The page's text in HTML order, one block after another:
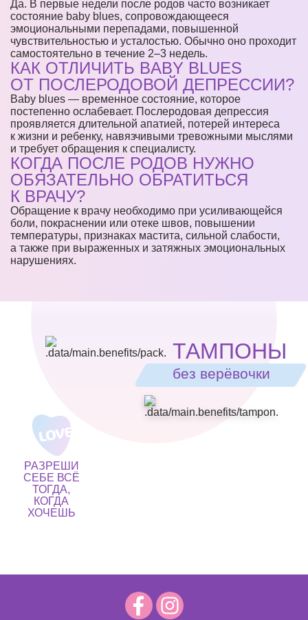
Да. В первые недели после родов часто возникает
состояние baby blues, сопровождающееся
эмоциональными перепадами, повышенной
чувствительностью и усталостью. Обычно оно проходит
самостоятельно в течение 2–3 недель.
КАК ОТЛИЧИТЬ BABY BLUES
ОТ ПОСЛЕРОДОВОЙ ДЕПРЕССИИ?
Baby blues — временное состояние, которое
постепенно ослабевает. Послеродовая депрессия
проявляется длительной апатией, потерей интереса
к жизни и ребенку, навязчивыми тревожными мыслями
и требует обращения к специалисту.
КОГДА ПОСЛЕ РОДОВ НУЖНО
ОБЯЗАТЕЛЬНО ОБРАТИТЬСЯ
К ВРАЧУ?
Обращение к врачу необходимо при усиливающейся
боли, покраснении или отеке швов, повышении
температуры, признаках мастита, сильной слабости,
а также при выраженных и затяжных эмоциональных
нарушениях.
ТАМПОНЫ
без верёвочки
РАЗРЕШИ
СЕБЕ ВСЁ
ТОГДА,
КОГДА
ХОЧЕШЬ